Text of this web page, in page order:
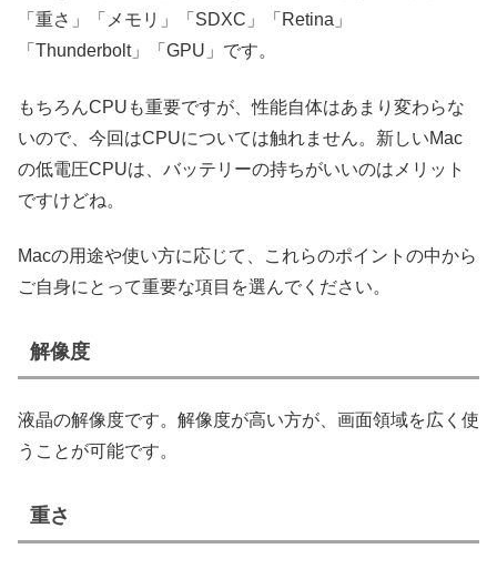
「重さ」「メモリ」「SDXC」「Retina」
「Thunderbolt」「GPU」です。
もちろんCPUも重要ですが、性能自体はあまり変わらな
いので、今回はCPUについては触れません。新しいMac
の低電圧CPUは、バッテリーの持ちがいいのはメリット
ですけどね。
Macの用途や使い方に応じて、これらのポイントの中から
ご自身にとって重要な項目を選んでください。
解像度
液晶の解像度です。解像度が高い方が、画面領域を広く使
うことが可能です。
重さ